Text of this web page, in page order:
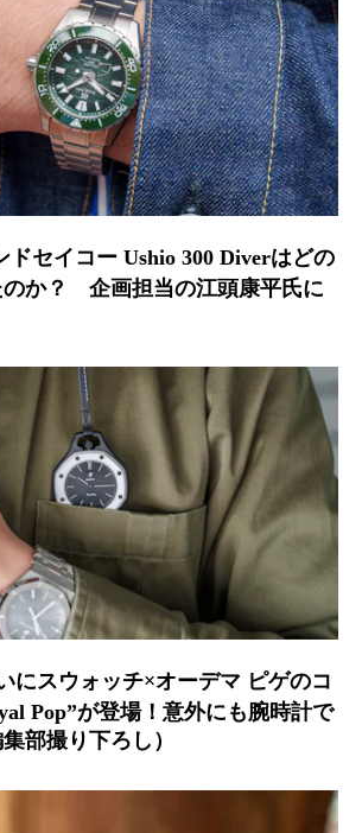
セイコー Ushio 300 Diverはどの
のか？ 企画担当の江頭康平氏に
にスウォッチ×オーデマ ピゲのコ
Pop”が登場！意外にも腕時計で
部撮り下ろし）